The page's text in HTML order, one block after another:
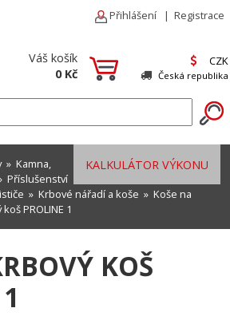
Přihlášení | Registrace
Váš košík
0 Kč
CZK
Česká republika
KALKULÁTOR VÝKONU
» Kamna,
Příslušenství
» Krbové nářadí a koše » Koše na
PROLINE 1
KOŠ